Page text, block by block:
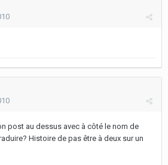
post au dessus avec à côté le nom de
Histoire de pas être à deux sur un